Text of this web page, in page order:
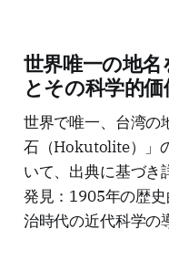
世界唯一の地
とその科学的
世界で唯一、台湾の
石（Hokutolite）」
いて、出典に基づき
発見：1905年の歴
治時代の近代科学の